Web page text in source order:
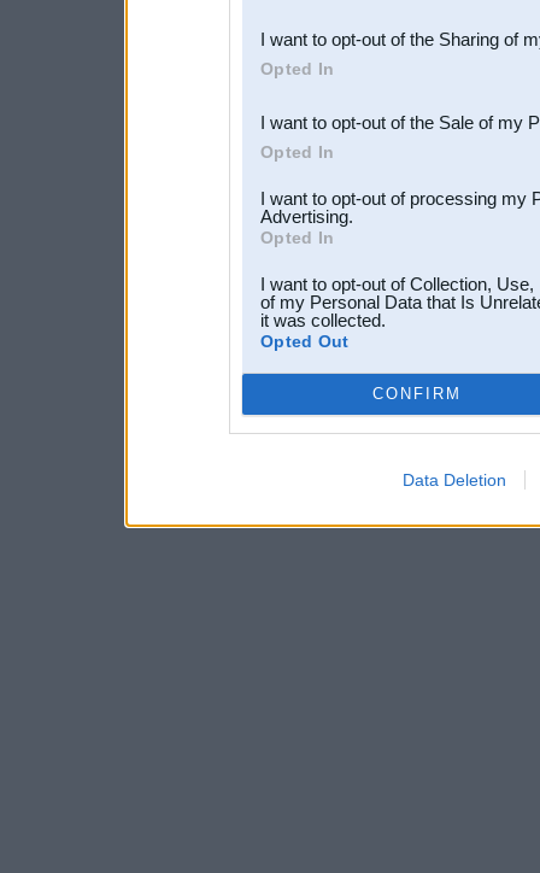
Downstream Participants
third parties.
I want to opt-out of the Sharing of
Opted In
I want to opt-out of the Sale of my
Opted In
I want to opt-out of processing my
Advertising.
Opted In
I want to opt-out of Collection,
of my Personal Data that Is
it was collected.
Opted Out
CONFIRM
Data Deletion